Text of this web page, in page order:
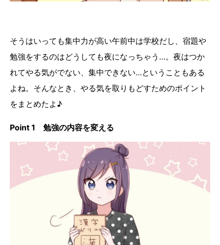
そうはいっても集中力が高い午前中は学校だし、宿題や
勉強をするのはどうしても夜になっちゃう…。夜はつか
れてやる気がでない、集中できない…ということもある
よね。そんなとき、やる気を取りもどすためのポイント
をまとめたよ♪
Point 1 勉強の内容を変える